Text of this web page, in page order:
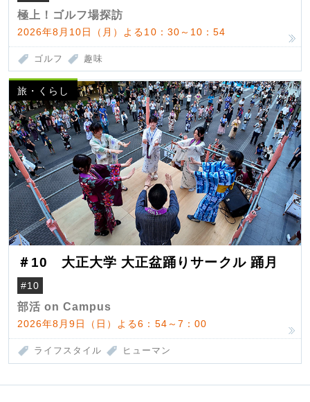
極上！ゴルフ場探訪
2026年8月10日（月）よる10：30～10：54
ゴルフ 趣味
旅・くらし
＃10 大正大学 大正盆踊りサークル 踊月
#10
部活 on Campus
2026年8月9日（日）よる6：54～7：00
ライフスタイル ヒューマン